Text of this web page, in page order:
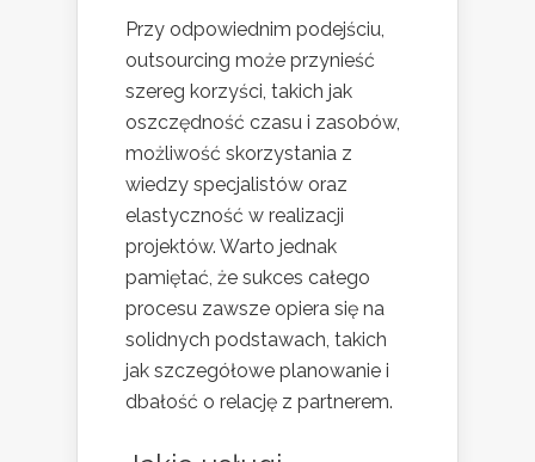
Przy odpowiednim podejściu,
outsourcing może przynieść
szereg korzyści, takich jak
oszczędność czasu i zasobów,
możliwość skorzystania z
wiedzy specjalistów oraz
elastyczność w realizacji
projektów. Warto jednak
pamiętać, że sukces całego
procesu zawsze opiera się na
solidnych podstawach, takich
jak szczegółowe planowanie i
dbałość o relację z partnerem.